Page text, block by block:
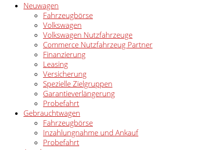
Neuwagen
Fahrzeugbörse
Volkswagen
Volkswagen Nutzfahrzeuge
Commerce Nutzfahrzeug Partner
Finanzierung
Leasing
Versicherung
Spezielle Zielgruppen
Garantieverlängerung
Probefahrt
Gebrauchtwagen
Fahrzeugbörse
Inzahlungnahme und Ankauf
Probefahrt